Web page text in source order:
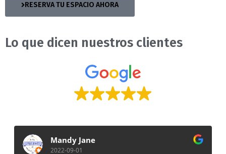
RESERVA TU ESPACIO AHORA
Lo que dicen nuestros clientes
Mandy Jane
2022-09-01